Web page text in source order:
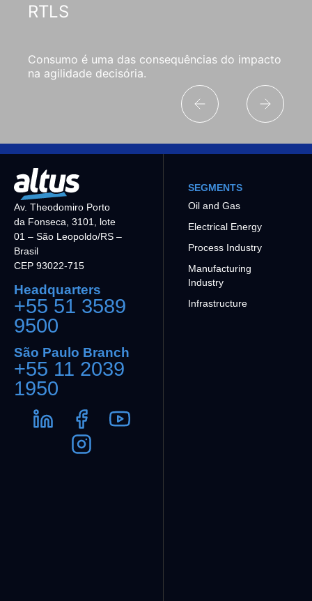
RTLS
Consumo é uma das consequências do impacto
na agilidade decisória.
Av. Theodomiro Porto
da Fonseca, 3101, lote
01 – São Leopoldo/RS –
Brasil
CEP 93022-715
Headquarters
+55 51 3589
9500
São Paulo Branch
+55 11 2039
1950
SEGMENTS
Oil and Gas
Electrical Energy
Process Industry
Manufacturing
Industry
Infrastructure